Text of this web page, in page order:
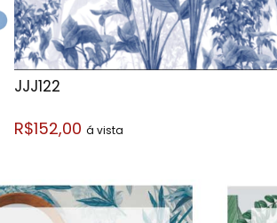
JJJ122
R$152,00 á vista